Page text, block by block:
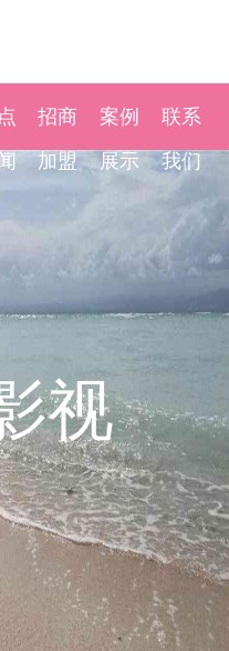
招商
加盟
案例
展示
联系
我们
视